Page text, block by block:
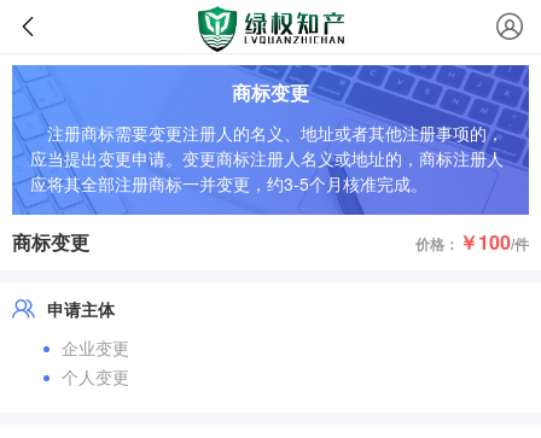
商标变更
注册商标需要变更注册人的名义、地址或者其他注册事项的，
应当提出变更申请。变更商标注册人名义或地址的，商标注册人
应将其全部注册商标一并变更，约3-5个月核准完成。
商标变更 价格： ￥100/件
申请主体
企业变更
个人变更